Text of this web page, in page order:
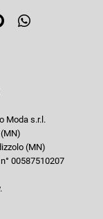
Moda s.r.l.
(MN)
00587510207